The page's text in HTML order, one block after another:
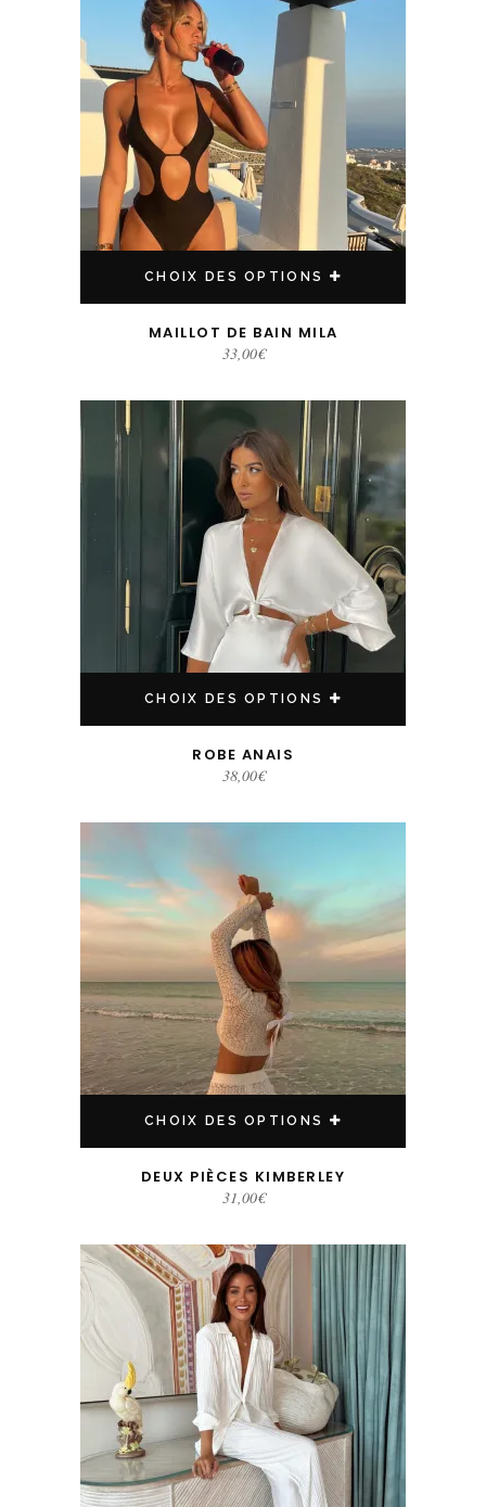
CHOIX DES OPTIONS
MAILLOT DE BAIN MILA
33,00€
CHOIX DES OPTIONS
Ce produit a plusieurs variations. Les options peuvent être choisies sur la page du produit
ROBE ANAIS
38,00€
CHOIX DES OPTIONS
Ce produit a plusieurs variations. Les options peuvent être choisies sur la page du produit
DEUX PIÈCES KIMBERLEY
31,00€
Ce produit a plusieurs variations. Les options peuvent être choisies sur la page du produit